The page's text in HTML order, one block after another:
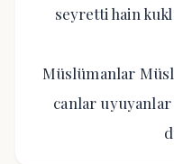
seyretti hain
Müslümanlar
canlar